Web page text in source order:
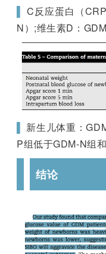
C反应蛋白（
N） ;维生素D：
新生儿体重：
P组低于GDM-N组
结论